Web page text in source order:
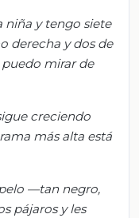
niña y tengo siete
derecha y dos de
mirar de
creciendo
más alta está
—tan negro,
pájaros y les